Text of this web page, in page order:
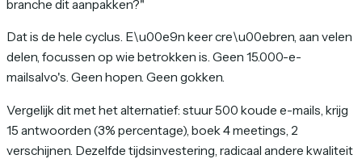
branche dit aanpakken?"
Dat is de hele cyclus. E\u00e9n keer cre\u00ebren, aan velen
delen, focussen op wie betrokken is. Geen 15.000-e-
mailsalvo's. Geen hopen. Geen gokken.
Vergelijk dit met het alternatief: stuur 500 koude e-mails, krijg
15 antwoorden (3% percentage), boek 4 meetings, 2
verschijnen. Dezelfde tijdsinvestering, radicaal andere kwaliteit